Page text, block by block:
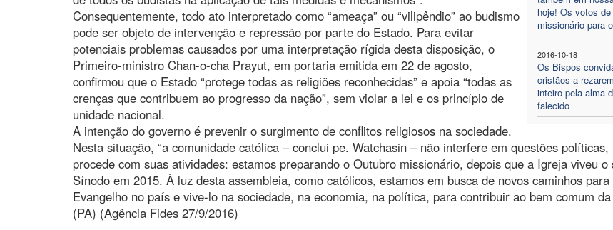
hoje! Os votos de
missionário para
2016-10-18
Os Bispos
cristãos a
inteiro pela alma
falecido
Consequentemente, todo ato interpretado como “ameaça” ou “vilipêndio” ao budismo
pode ser objeto de intervenção e repressão por parte do Estado. Para evitar
potenciais problemas causados por uma interpretação rígida desta disposição, o
Primeiro-ministro Chan-o-cha Prayut, em portaria emitida em 22 de agosto,
confirmou que o Estado “protege todas as religiões reconhecidas” e apoia “todas as
crenças que contribuem ao progresso da nação”, sem violar a lei e os princípio de
unidade nacional.
A intenção do governo é prevenir o surgimento de conflitos religiosos na sociedade.
Nesta situação, “a comunidade católica – conclui pe. Watchasin – não interfere em questões políticas,
procede com suas atividades: estamos preparando o Outubro missionário, depois que a Igreja viveu o
Sínodo em 2015. À luz desta assembleia, como católicos, estamos em busca de novos caminhos
Evangelho no país e vive-lo na sociedade, na economia, na política, para contribuir ao bem comum da
(PA) (Agência Fides 27/9/2016)